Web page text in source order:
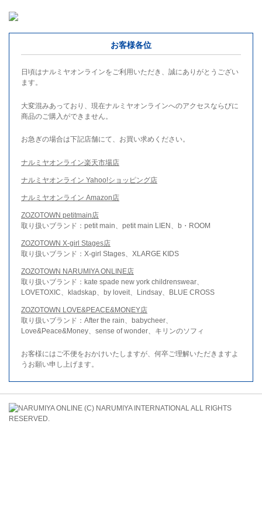
お客様各位
日頃はナルミヤオンラインをご利用いただき、誠にありがとうござい
ます。
大変混みあっており、現在ナルミヤオンラインへのアクセスならびに
商品のご購入ができません。
お急ぎの場合は下記店舗にて、お買い求めください。
ナルミヤオンライン楽天市場店
ナルミヤオンライン Yahoo!ショッピング店
ナルミヤオンライン Amazon店
ZOZOTOWN petitmain店
取り扱いブランド：petit main、petit main LIEN、b・ROOM
ZOZOTOWN X-girl Stages店
取り扱いブランド：X-girl Stages、XLARGE KIDS
ZOZOTOWN NARUMIYA ONLINE店
取り扱いブランド：kate spade new york childrenswear、
LOVETOXIC、kladskap、by loveit、Lindsay、BLUE CROSS
ZOZOTOWN LOVE&PEACE&MONEY店
取り扱いブランド：After the rain、babycheer、
Love&Peace&Money、sense of wonder、キリンのソフィ
お客様にはご不便をおかけいたしますが、何卒ご理解いただきますよ
うお願い申し上げます。